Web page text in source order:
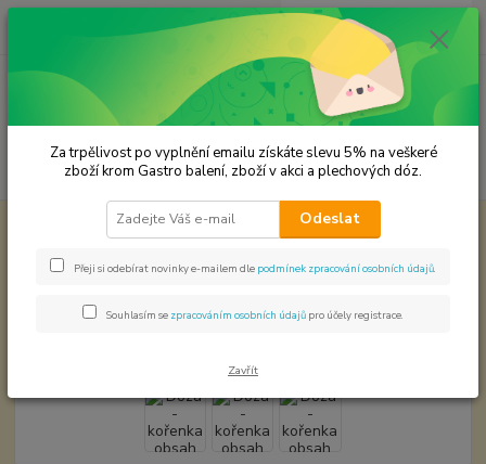
Menu
Hledat
ks
za 0,00 Kč
Plechové dózy - kořenky Dóza - kořenka obsah 60 ml. VÝPRODEJ
Dóza - kořenka obsah 60 ml.
VÝPRODEJ
Za trpělivost po vyplnění emailu získáte slevu 5% na veškeré
zboží krom Gastro balení, zboží v akci a plechových dóz.
Odeslat
Přeji si odebírat novinky e-mailem dle podmínek zpracování osobních údajů
Souhlasím se zpracováním osobních údajů pro účely registrace.
Zavřít